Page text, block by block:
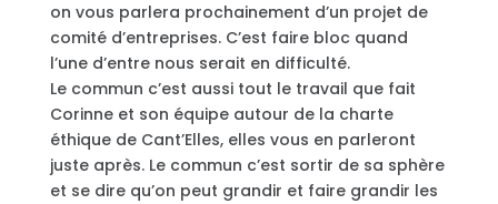
on vous parlera prochainement d’un projet de
comité d’entreprises. C’est faire bloc quand
l’une d’entre nous serait en difficulté.
Le commun c’est aussi tout le travail que fait
Corinne et son équipe autour de la charte
éthique de Cant’Elles, elles vous en parleront
juste après. Le commun c’est sortir de sa sphère
et se dire qu’on peut grandir et faire grandir les